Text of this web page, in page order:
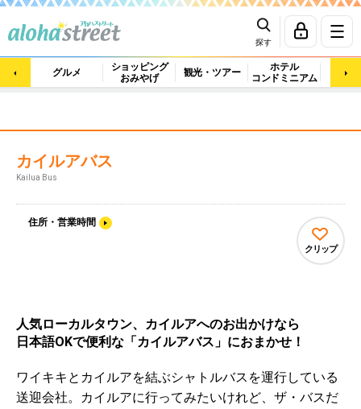
探す
グルメ
ショッピング
おみやげ
観光・ツアー
ホテル
コンドミニアム
マッ
カイルアバス
Kailua Bus
住所・営業時間
クリップ
人気ローカルタウン、カイルアへのお出かけなら
日本語OKで便利な「カイルアバス」におまかせ！
ワイキキとカイルアを結ぶシャトルバスを運行している
送迎会社。カイルアに行ってみたいけれど、ザ・バスだ